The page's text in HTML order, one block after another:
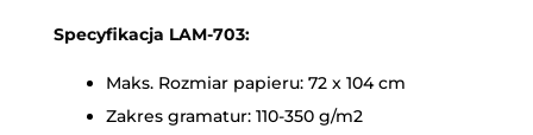
Specyfikacja LAM-703:
Maks. Rozmiar papieru: 72 x 104 cm
Zakres gramatur: 110-350 g/m2